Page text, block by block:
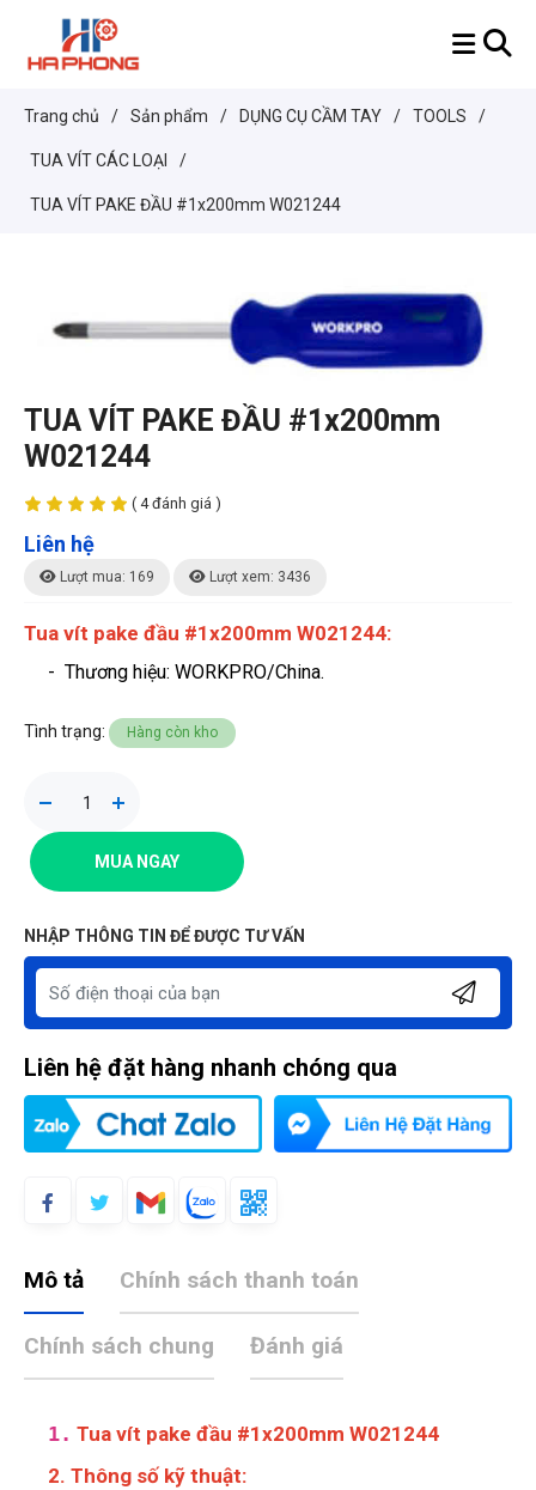
Trang chủ / Sản phẩm / DỤNG CỤ CẦM TAY / TOOLS /
TUA VÍT CÁC LOẠI /
TUA VÍT PAKE ĐẦU #1x200mm W021244
TUA VÍT PAKE ĐẦU #1x200mm
W021244
( 4 đánh giá )
Liên hệ
Lượt mua: 169 Lượt xem: 3436
Tua vít pake đầu #1x200mm W021244:
- Thương hiệu: WORKPRO/China.
Tình trạng: Hàng còn kho
MUA NGAY
NHẬP THÔNG TIN ĐỂ ĐƯỢC TƯ VẤN
Liên hệ đặt hàng nhanh chóng qua
Mô tả Chính sách thanh toán
Chính sách chung Đánh giá
1. Tua vít pake đầu #1x200mm W021244
2. Thông số kỹ thuật: